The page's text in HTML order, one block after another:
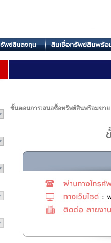
ขั้นตอนการเสนอซื้อทรัพย์สินพร้อมขาย